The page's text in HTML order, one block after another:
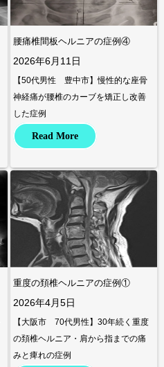
腰痛椎間板ヘルニアの症例④
2026年6月11日
【50代男性 豊中市】慢性的な座骨
神経痛が腰椎のカーブを矯正し改善
した症例
Read More
重度の頚椎ヘルニアの症例①
2026年4月5日
【大阪市 70代男性】30年続く重度
の頚椎ヘルニア・肩から指までの痛
みと痺れの症例